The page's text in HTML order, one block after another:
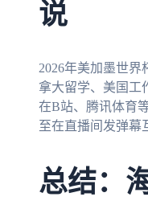
说
2026年美加墨世
拿大留学、美国工
在B站、腾讯体育
至在直播间发弹幕
总结：